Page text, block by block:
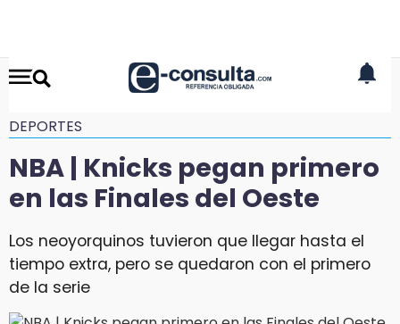
DEPORTES
NBA | Knicks pegan primero
en las Finales del Oeste
Los neoyorquinos tuvieron que llegar hasta el
tiempo extra, pero se quedaron con el primero
de la serie